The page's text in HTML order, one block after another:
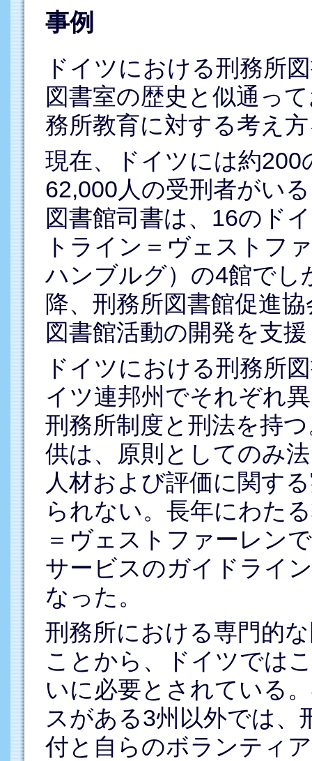
事例
ドイツにおける刑務所
図書室の歴史と似通っ
務所教育に対する考え
現在、ドイツには約200
62,000人の受刑者がい
図書館司書は、16のド
トライン＝ヴェストフ
ハンブルグ）の4館でし
降、刑務所図書館促進
図書館活動の開発を支
ドイツにおける刑務所
イツ連邦州でそれぞれ
刑務所制度と刑法を持
供は、原則としてのみ
人材および評価に関す
られない。長年にわた
＝ヴェストファーレン
サービスのガイドライ
なった。
刑務所における専門的
ことから、ドイツでは
いに必要とされている
スがある3州以外では、
付と自らのボランティ